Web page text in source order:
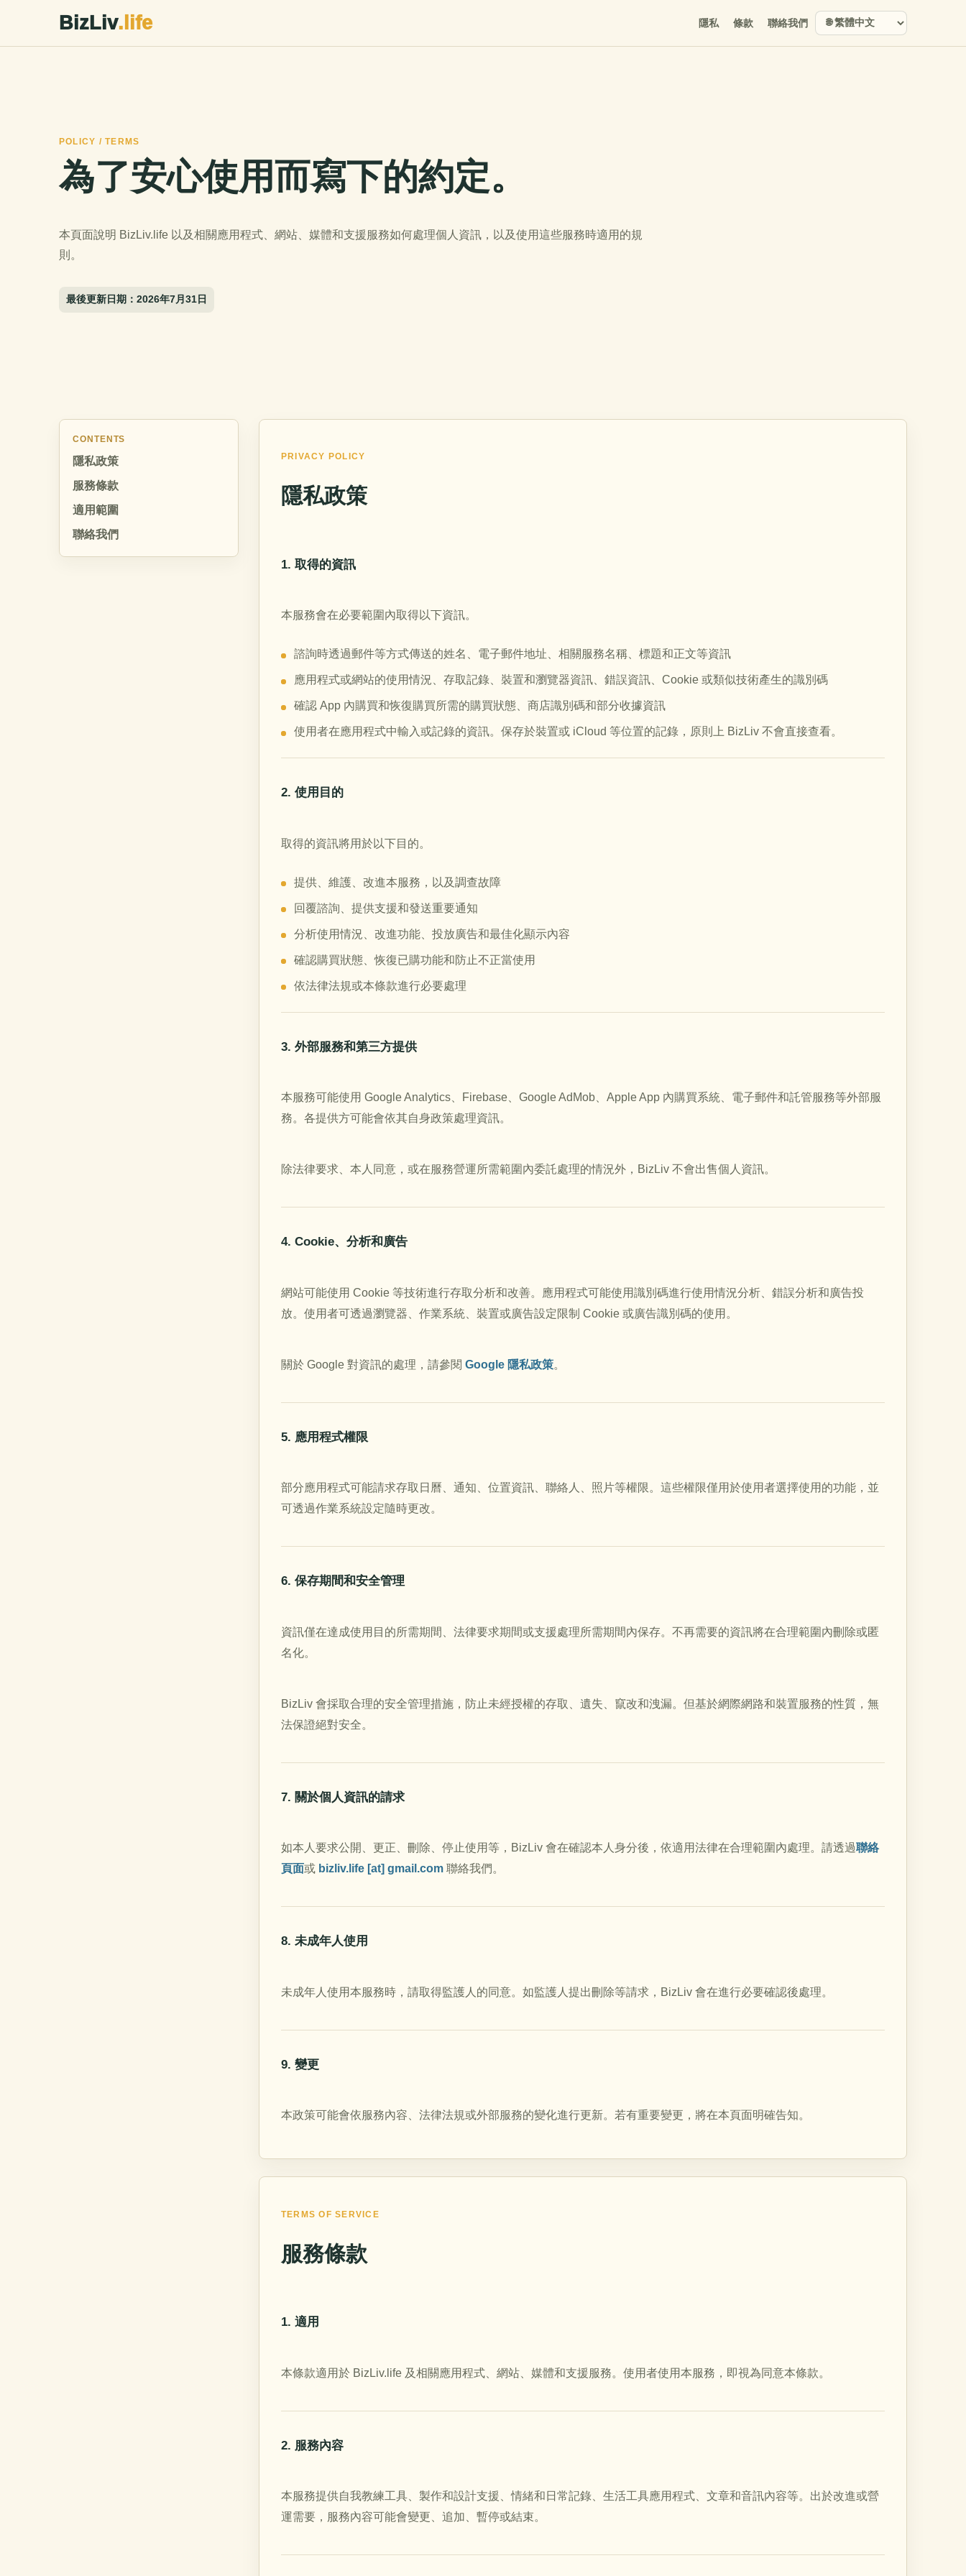
BizLiv.life 隱私 條款 聯絡我們
POLICY / TERMS
為了安心使用而寫下的約定。
本頁面說明 BizLiv.life 以及相關應用程式、網站、媒體和支援服務如何處理個人資訊，以及使用這些服務時適用的規
則。
最後更新日期：2026年7月31日
CONTENTS
隱私政策
服務條款
適用範圍
聯絡我們
PRIVACY POLICY
隱私政策
1. 取得的資訊
本服務會在必要範圍內取得以下資訊。
諮詢時透過郵件等方式傳送的姓名、電子郵件地址、相關服務名稱、標題和正文等資訊
應用程式或網站的使用情況、存取記錄、裝置和瀏覽器資訊、錯誤資訊、Cookie 或類似技術產生的識別碼
確認 App 內購買和恢復購買所需的購買狀態、商店識別碼和部分收據資訊
使用者在應用程式中輸入或記錄的資訊。保存於裝置或 iCloud 等位置的記錄，原則上 BizLiv 不會直接查看。
2. 使用目的
取得的資訊將用於以下目的。
提供、維護、改進本服務，以及調查故障
回覆諮詢、提供支援和發送重要通知
分析使用情況、改進功能、投放廣告和最佳化顯示內容
確認購買狀態、恢復已購功能和防止不正當使用
依法律法規或本條款進行必要處理
3. 外部服務和第三方提供
本服務可能使用 Google Analytics、Firebase、Google AdMob、Apple App 內購買系統、電子郵件和託管服務等外部服
務。各提供方可能會依其自身政策處理資訊。
除法律要求、本人同意，或在服務營運所需範圍內委託處理的情況外，BizLiv 不會出售個人資訊。
4. Cookie、分析和廣告
網站可能使用 Cookie 等技術進行存取分析和改善。應用程式可能使用識別碼進行使用情況分析、錯誤分析和廣告投
放。使用者可透過瀏覽器、作業系統、裝置或廣告設定限制 Cookie 或廣告識別碼的使用。
關於 Google 對資訊的處理，請參閱 Google 隱私政策。
5. 應用程式權限
部分應用程式可能請求存取日曆、通知、位置資訊、聯絡人、照片等權限。這些權限僅用於使用者選擇使用的功能，並
可透過作業系統設定隨時更改。
6. 保存期間和安全管理
資訊僅在達成使用目的所需期間、法律要求期間或支援處理所需期間內保存。不再需要的資訊將在合理範圍內刪除或匿
名化。
BizLiv 會採取合理的安全管理措施，防止未經授權的存取、遺失、竄改和洩漏。但基於網際網路和裝置服務的性質，無
法保證絕對安全。
7. 關於個人資訊的請求
如本人要求公開、更正、刪除、停止使用等，BizLiv 會在確認本人身分後，依適用法律在合理範圍內處理。請透過聯絡
頁面或 bizliv.life [at] gmail.com 聯絡我們。
8. 未成年人使用
未成年人使用本服務時，請取得監護人的同意。如監護人提出刪除等請求，BizLiv 會在進行必要確認後處理。
9. 變更
本政策可能會依服務內容、法律法規或外部服務的變化進行更新。若有重要變更，將在本頁面明確告知。
TERMS OF SERVICE
服務條款
1. 適用
本條款適用於 BizLiv.life 及相關應用程式、網站、媒體和支援服務。使用者使用本服務，即視為同意本條款。
2. 服務內容
本服務提供自我教練工具、製作和設計支援、情緒和日常記錄、生活工具應用程式、文章和音訊內容等。出於改進或營
運需要，服務內容可能會變更、追加、暫停或結束。